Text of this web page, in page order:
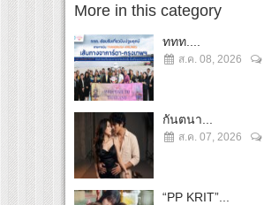
More in this category
ททท....
ส.ค. 08, 2026
กันตนา...
ส.ค. 07, 2026
“PP KRIT”...